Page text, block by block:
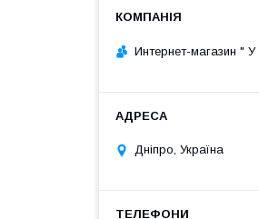
Интернет-магазин " У
Дніпро, Україна